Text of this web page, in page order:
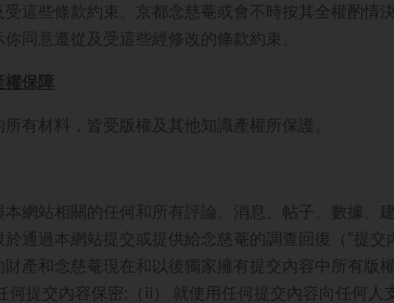
這些條款約束。京都念慈菴或會不時按其全權酌情
同意遵從及受這些經修改的條款約束。
權保障
有材料，皆受版權及其他知識產權所保護。
網站 相關的任何和所有評論、消息、帖子、數據、
通過本網站提交或提供給念慈菴的調查回復（“提交
財產和念慈菴現在和以後獨家擁有提交內容中所有版
何提交內容保密;（ii） 就使用任何提交內容向任何人